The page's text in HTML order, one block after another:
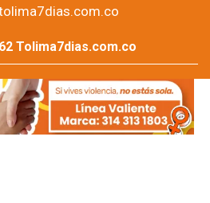
Tolima7dias.com.co
su reproducción total o
a cualquier idioma sin
su titular. Noticias de Ibagué-